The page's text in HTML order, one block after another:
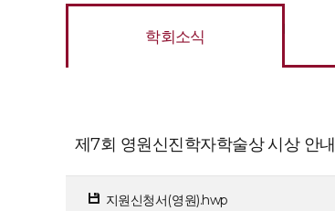
학회소식
제7회 영원신진학자학술상 시상 안내
지원신청서(영원).hwp